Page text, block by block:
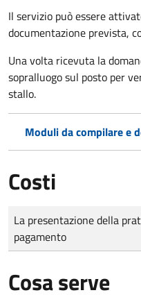
Il servizio può essere
documentazione prevista,
Una volta ricevuta la
sopralluogo sul posto per
stallo.
Moduli da compilare e
Costi
Tipo di pagamento
Importo
La presentazione della
pagamento
Cosa serve